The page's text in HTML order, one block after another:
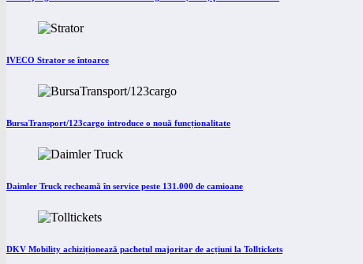
IVECO Strator se întoarce
BursaTransport/123cargo introduce o nouă funcționalitate
Daimler Truck recheamă în service peste 131.000 de camioane
DKV Mobility achiziționează pachetul majoritar de acțiuni la Tolltickets